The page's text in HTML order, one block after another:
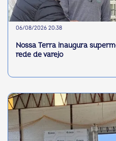
06/08/2026 20:38
Nossa Terra inaugura
rede de varejo